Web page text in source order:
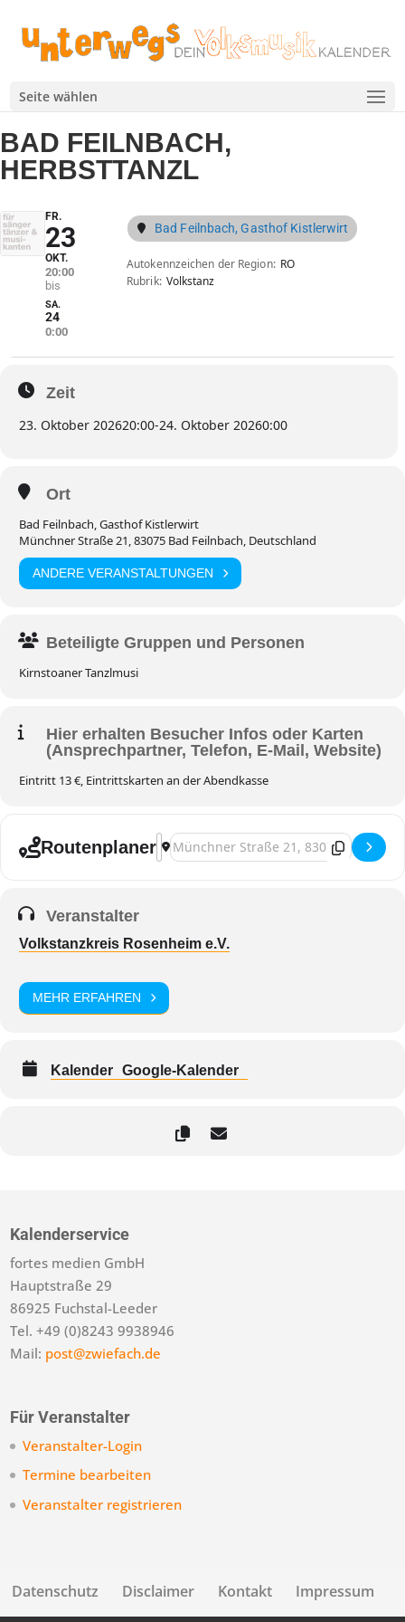
Seite wählen
BAD FEILNBACH,
HERBSTTANZL
FR.
23
OKT.
20:00
SA.
24
0:00
Bad Feilnbach, Gasthof Kistlerwirt
Autokennzeichen der Region RO
Rubrik Volkstanz
Zeit
23. Oktober 202620:00-24. Oktober 20260:00
Ort
Bad Feilnbach, Gasthof Kistlerwirt
Münchner Straße 21, 83075 Bad Feilnbach, Deutschland
ANDERE VERANSTALTUNGEN
Beteiligte Gruppen und Personen
Kirnstoaner Tanzlmusi
Hier erhalten Besucher Infos oder Karten
(Ansprechpartner, Telefon, E-Mail, Website)
Eintritt 13 €, Eintrittskarten an der Abendkasse
RoutenplanerAdresse - Bad Feilnbach, Herbsttanzl
Zieladresse - Bad Feilnbach,
Veranstalter
Volkstanzkreis Rosenheim e.V.
MEHR ERFAHREN
Kalender Google-Kalender
Kalenderservice
fortes medien GmbH
Hauptstraße 29
86925 Fuchstal-Leeder
Tel. +49 (0)8243 9938946
Mail: post@zwiefach.de
Für Veranstalter
Veranstalter-Login
Termine bearbeiten
Veranstalter registrieren
Datenschutz Disclaimer Kontakt Impressum